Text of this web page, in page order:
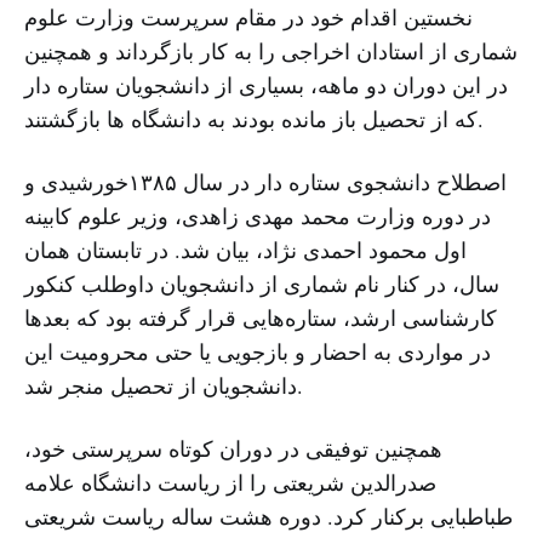
نخستین اقدام خود در مقام سرپرست وزارت علوم
شماری از استادان اخراجی را به کار بازگرداند و همچنین
در این دوران دو ماهه، بسیاری از دانشجویان ستاره دار
که از تحصیل باز مانده بودند به دانشگاه ها بازگشتند.
اصطلاح دانشجوی ستاره دار در سال ۱۳۸۵خورشیدی و
در دوره وزارت محمد مهدی زاهدی، وزیر علوم کابینه
اول محمود احمدی نژاد، بیان شد. در تابستان همان
سال، در کنار نام شماری از دانشجویان داوطلب کنکور
کارشناسی ارشد، ستاره‌هایی قرار گرفته بود که بعدها
در مواردی به احضار و بازجویی یا حتی محرومیت این
دانشجویان از تحصیل منجر شد.
همچنین توفیقی در دوران کوتاه سرپرستی خود،
صدرالدین شریعتی را از ریاست دانشگاه علامه
طباطبایی برکنار کرد. دوره هشت ساله ریاست شریعتی